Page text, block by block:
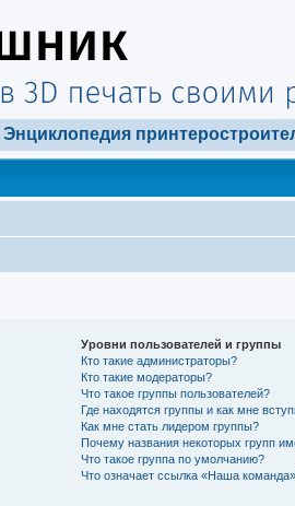
Энциклопедия
Уровни пользователей и группы
Кто такие администраторы?
Кто такие модераторы?
Что такое группы пользователей?
Где находятся группы и как мне
Как мне стать лидером группы?
Почему названия некоторых групп
Что такое группа по умолчанию?
Что означает ссылка «Наша